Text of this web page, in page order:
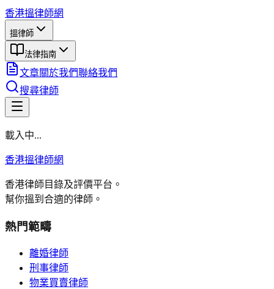
香港搵律師網
搵律師
法律指南
文章關於我們聯絡我們
搜尋律師
載入中...
香港搵律師網
香港律師目錄及評價平台。
幫你搵到合適的律師。
熱門範疇
離婚律師
刑事律師
物業買賣律師